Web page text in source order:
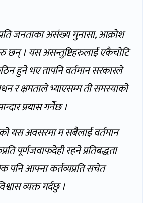
जनताका असंख्य गुनासा, आक्रोश
छन् । यस असन्तुष्टिहरुलाई एकैचोटि
हुने भए तापनि वर्तमान सरकारले
र क्षमताले भ्याएसम्म ती समस्याको
प्रयास गर्नेछ ।
यस अवसरमा म सबैलाई वर्तमान
पूर्णजवाफदेही रहने प्रतिबद्धता
पनि आफ्ना कर्तव्यप्रति सचेत
व्यक्त गर्दछु ।